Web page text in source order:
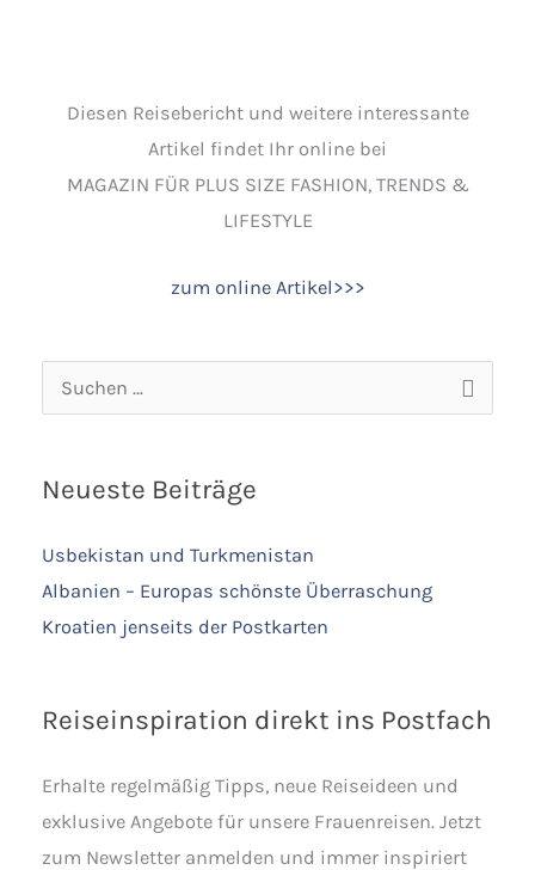
Diesen Reisebericht und weitere interessante
Artikel findet Ihr online bei
MAGAZIN FÜR PLUS SIZE FASHION, TRENDS &
LIFESTYLE
zum online Artikel>>>
Suchen
Neueste Beiträge
Usbekistan und Turkmenistan
Albanien – Europas schönste Überraschung
Kroatien jenseits der Postkarten
Reiseinspiration direkt ins Postfach
Erhalte regelmäßig Tipps, neue Reiseideen und
exklusive Angebote für unsere Frauenreisen. Jetzt
zum Newsletter anmelden und immer inspiriert